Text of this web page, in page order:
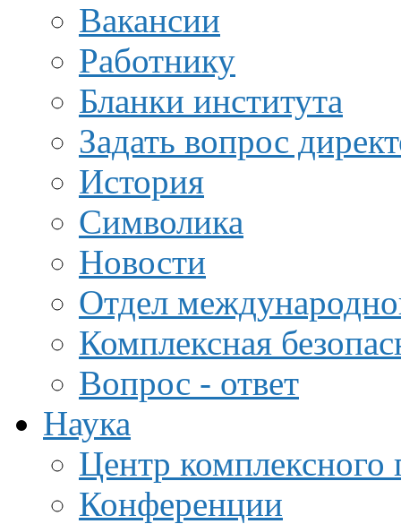
Вакансии
Работнику
Бланки института
Задать вопрос
История
Символика
Новости
Отдел
Комплексная
Вопрос - ответ
Наука
Центр
Конференции